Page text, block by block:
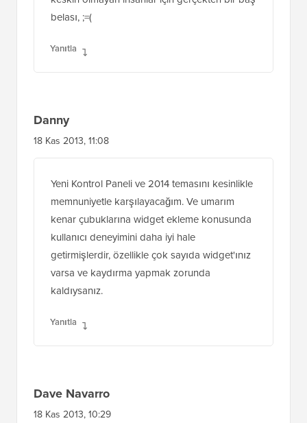
belası, ;=(
Yanıtla
Danny
18 Kas 2013, 11:08
Yeni Kontrol Paneli ve 2014 temasını kesinlikle
memnuniyetle karşılayacağım. Ve umarım
kenar çubuklarına widget ekleme konusunda
kullanıcı deneyimini daha iyi hale
getirmişlerdir, özellikle çok sayıda widget'ınız
varsa ve kaydırma yapmak zorunda
kaldıysanız.
Yanıtla
Dave Navarro
18 Kas 2013, 10:29